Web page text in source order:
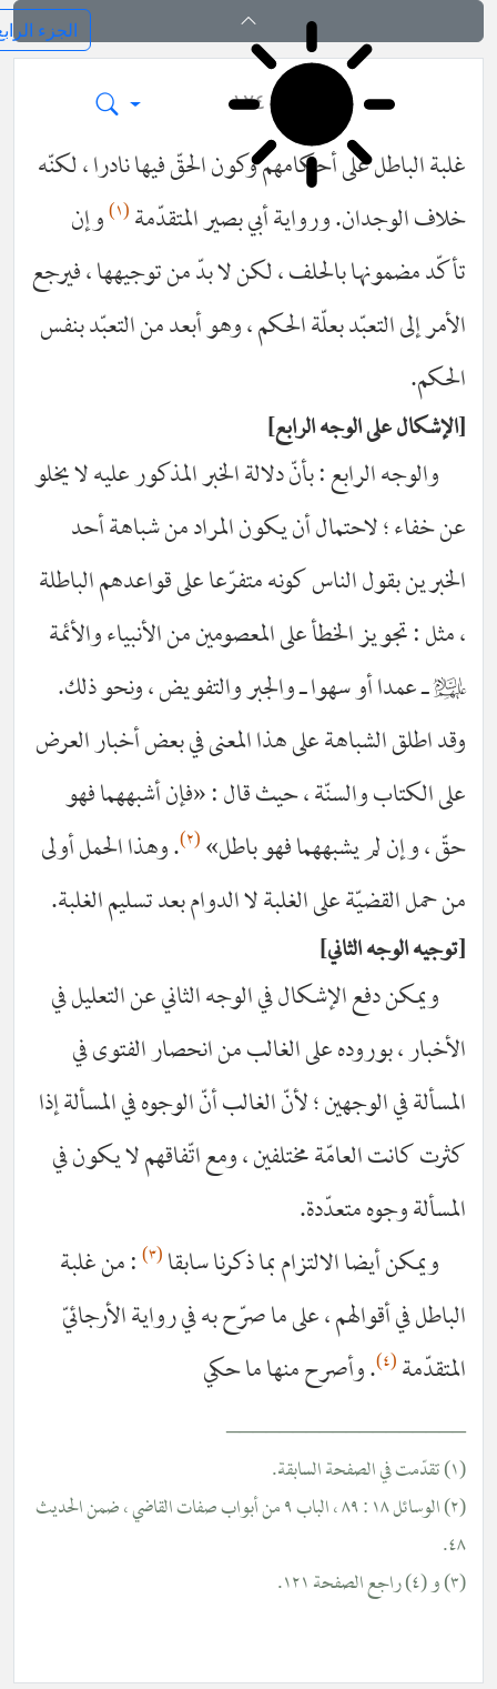
فرائد الاصول (رسائل)
الباطل على أحكامهم وكون الحقّ فيها نادرا ، لكنّه
الوجدان. ورواية أبي بصير المتقدّمة(١) وإن
مضمونها بالحلف ، لكن لا بدّ من توجيهها ، فيرجع
إلى التعبّد بعلّة الحكم ، وهو أبعد من التعبّد بنفس
على الوجه الرابع
والوجه الرابع : بأنّ دلالة الخبر المذكور عليه لا يخلو
؛ لاحتمال أن يكون المراد من شباهة أحد
بقول الناس كونه متفرّعا على قواعدهم الباطلة
: تجويز الخطأ على المعصومين من الأنبياء والأئمة
ـ عمدا أو سهوا ـ والجبر والتفويض ، ونحو ذلك.
اطلق الشباهة على هذا المعنى في بعض أخبار العرض
الكتاب والسنّة ، حيث قال : «فإن أشبههما فهو
وإن لم يشبههما فهو باطل»(٢) . وهذا الحمل أولى
القضيّة على الغلبة لا الدوام بعد تسليم الغلبة.
الوجه الثاني
ويمكن دفع الإشكال في الوجه الثاني عن التعليل في
، بوروده على الغالب من انحصار الفتوى في
في الوجهين ؛ لأنّ الغالب أنّ الوجوه في المسألة إذا
كانت العامّة مختلفين ، ومع اتّفاقهم لا يكون في
وجوه متعدّدة.
ويمكن أيضا الالتزام بما ذكرنا سابقا(٣) : من غلبة
في أقوالهم ، على ما صرّح به في رواية الأرجائيّ
(٤) . وأصرح منها ما حكي
(٢) الوسائل ١٨ : ٨٩ ، الباب ٩ من أبواب صفات القاضي ، ضمن الحديث